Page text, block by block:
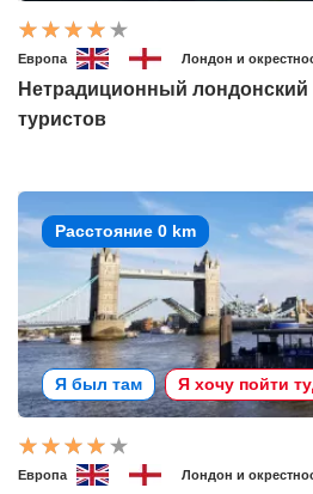
Европа Лондон и
Нетрадиционный лондонский
туристов
Расстояние 0 km
Я был там Я хочу пойти
Европа Лондон и